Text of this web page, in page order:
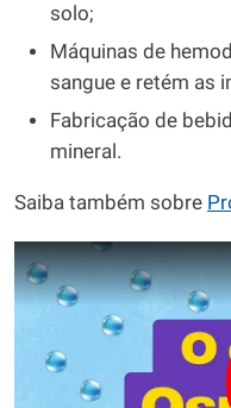
solo;
Máquinas de
sangue e retém as
Fabricação de
mineral.
Saiba também sobre